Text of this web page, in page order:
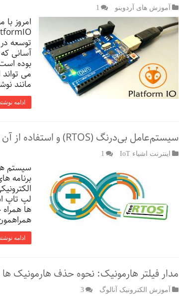
آموزش های آردوینو 1
آسانی
می
مانند
ادامه
سیستم‌عامل بی‌درنگ (RTOS) و استفاده از آن در امبدد سیستم‌ها
اینترنت اشیاء IoT 1
سیستم
برنامه
لپ تاپ
ها
ادامه
مدار فیلتر هارمونیک: نحوه حذف هارمونیک ها
آموزش الکترونیک آنالوگ 3